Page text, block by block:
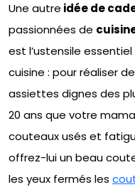
Une autre idée de
passionnées de
est l’ustensile
cuisine : pour réaliser
assiettes dignes des
20 ans que votre
couteaux usés et
offrez-lui un beau
les yeux fermés les